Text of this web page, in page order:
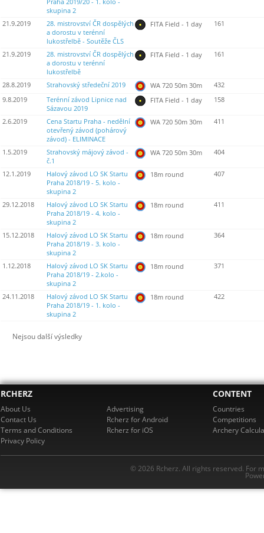
Praha 2019/20 - 1. kolo -
skupina 2
21.9.2019
28. mistrovství ČR dospělých
a dorostu v terénní
lukostřelbě - Soutěže ČLS
FITA Field - 1 day 161
21.9.2019
28. mistrovství ČR dospělých
a dorostu v terénní
lukostřelbě
FITA Field - 1 day 161
28.8.2019 Strahovský středeční 2019 WA 720 50m 30m
432
9.8.2019
Terénní závod Lipnice nad
Sázavou 2019
FITA Field - 1 day 158
2.6.2019
Cena Startu Praha - nedělní
otevřený závod (pohárový
závod) - ELIMINACE
WA 720 50m 30m 411
1.5.2019
Strahovský májový závod -
č.1
WA 720 50m 30m 404
12.1.2019
Halový závod LO SK Startu
Praha 2018/19 - 5. kolo -
skupina 2
18m round 407
29.12.2018
Halový závod LO SK Startu
Praha 2018/19 - 4. kolo -
skupina 2
18m round 411
15.12.2018
Halový závod LO SK Startu
Praha 2018/19 - 3. kolo -
skupina 2
18m round 364
1.12.2018
Halový závod LO SK Startu
Praha 2018/19 - 2.kolo -
skupina 2
18m round 371
24.11.2018
Halový závod LO SK Startu
Praha 2018/19 - 1. kolo -
skupina 2
18m round 422
Nejsou další výsledky
RCHERZ
About Us
Contact Us
Terms and Conditions
Privacy Policy
Advertising
Rcherz for Android
Rcherz for iOS
CONTENT
Countries
Competitions
Archery
© 2026 Rcherz. All rights reserved. For